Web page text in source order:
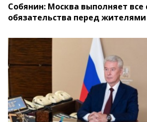
Собянин: Москва выполняет все
обязательства перед жителями